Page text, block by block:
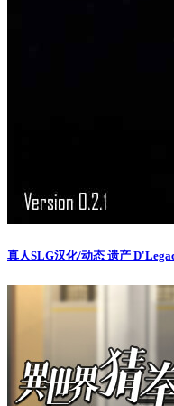
真人SLG汉化/动态 遗产